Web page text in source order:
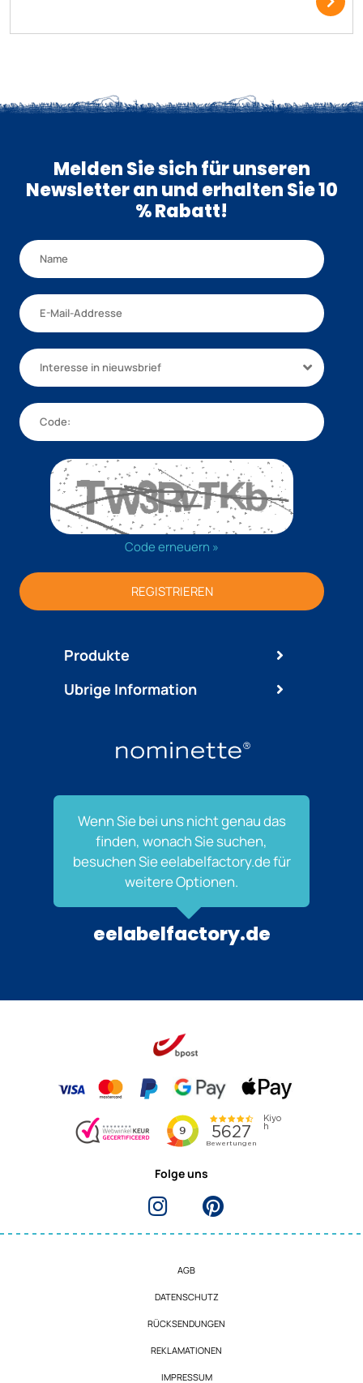
Melden Sie sich für unseren
Newsletter an und erhalten Sie 10
% Rabatt!
Produkte
Interesse in nieuwsbrief
Code erneuern »
REGISTRIEREN
Ubrige Information
Wenn Sie bei uns nicht genau das
finden, wonach Sie suchen,
besuchen Sie eelabelfactory.de für
weitere Optionen.
eelabelfactory.de
Folge uns
AGB
DATENSCHUTZ
RÜCKSENDUNGEN
REKLAMATIONEN
IMPRESSUM